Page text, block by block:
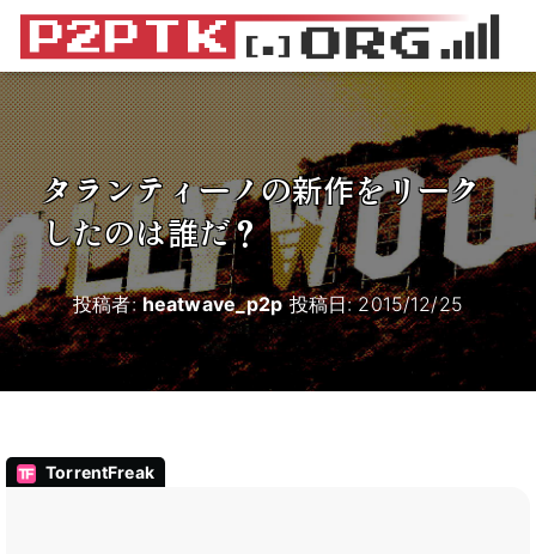
タランティーノの新作をリーク
したのは誰だ？
投稿者:heatwave_p2p投稿日:2015/12/25
TorrentFreak